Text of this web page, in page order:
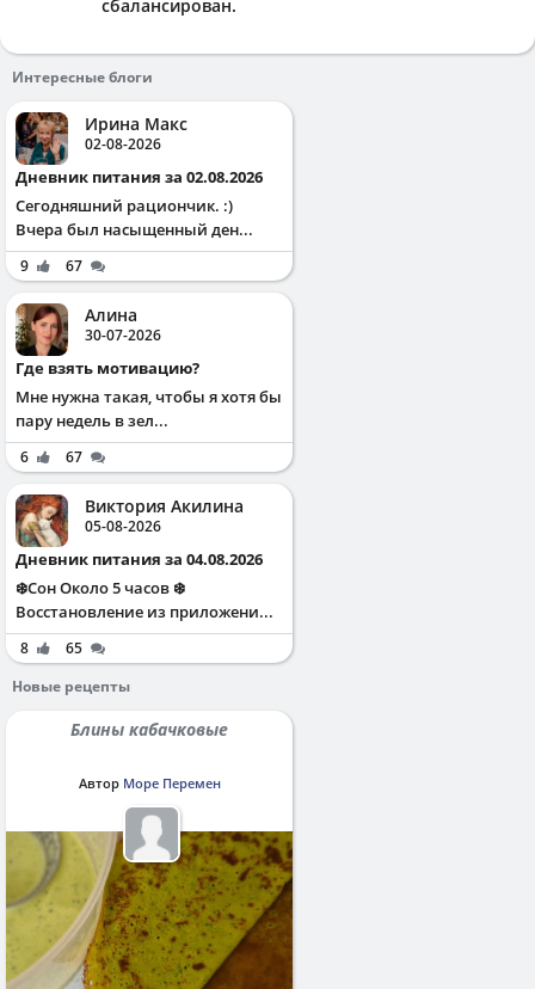
сбалансирован.
Интересные блоги
Ирина Макс
02-08-2026
Дневник питания за 02.08.2026
Сегодняшний рациончик. :)
Вчера был насыщенный ден...
9 67
Алина
30-07-2026
Где взять мотивацию?
Мне нужна такая, чтобы я хотя бы
пару недель в зел...
6 67
Виктория Акилина
05-08-2026
Дневник питания за 04.08.2026
❄️Сон Около 5 часов ❄️
Восстановление из приложени...
8
65
Новые рецепты
Блины кабачковые
Автор Море Перемен